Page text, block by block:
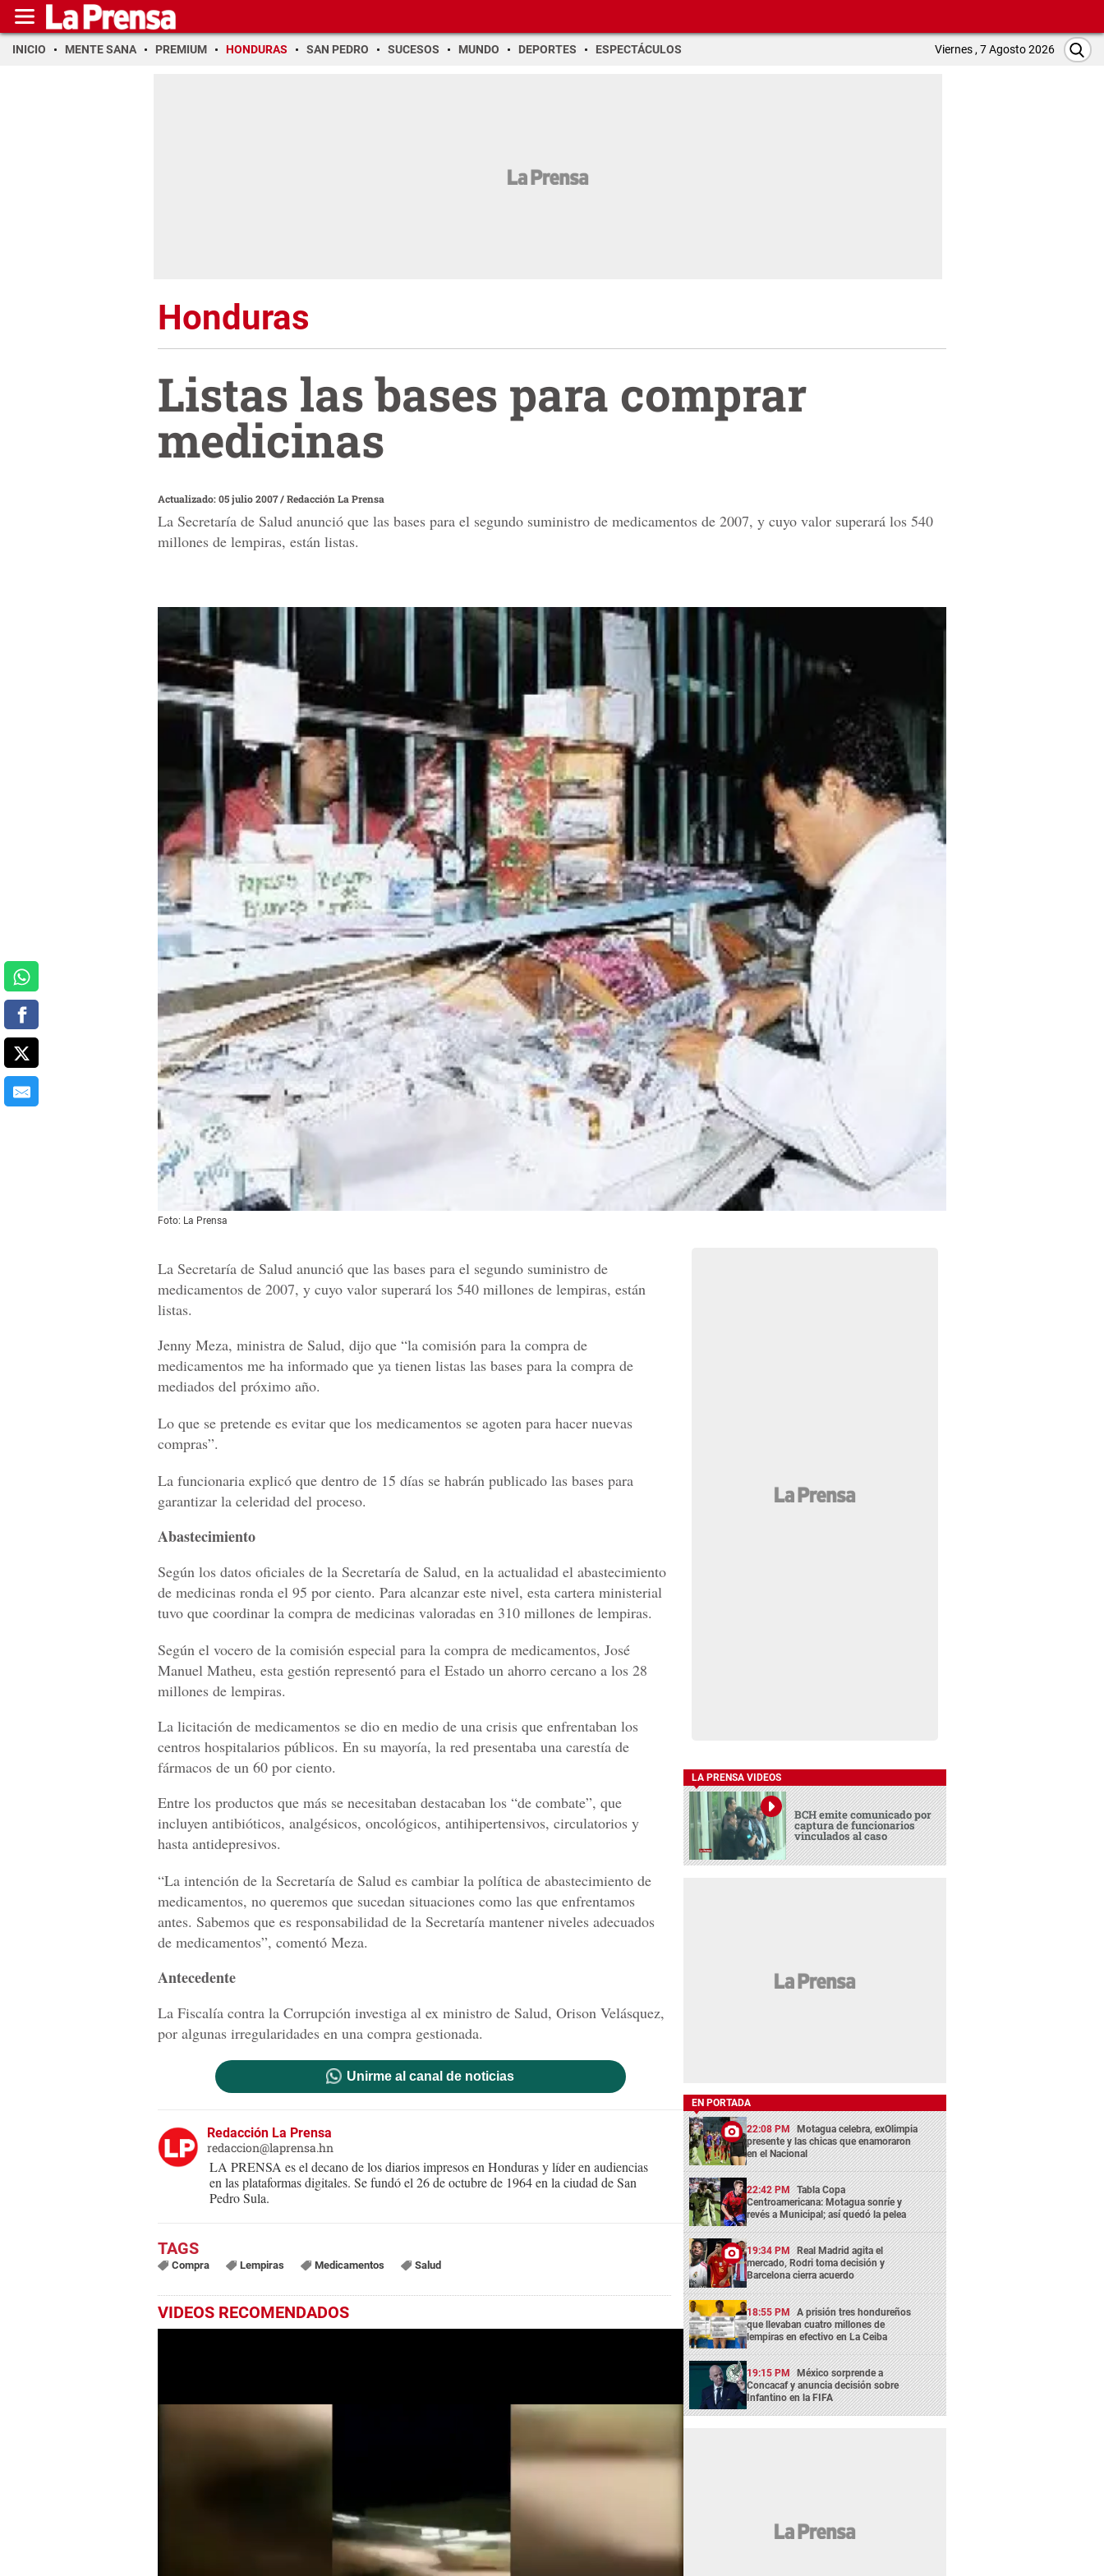
INICIO MENTE SANA PREMIUM HONDURAS SAN PEDRO SUCESOS MUNDO DEPORTES ESPECTÁCULOS Viernes , 7 Agosto 2026
Honduras
Listas las bases para comprar
medicinas
Actualizado: 05 julio 2007/Redacción La Prensa
La Secretaría de Salud anunció que las bases para el segundo suministro de medicamentos de 2007, y cuyo valor superará los 540
millones de lempiras, están listas.
Foto: La Prensa
La Secretaría de Salud anunció que las bases para el segundo suministro de
medicamentos de 2007, y cuyo valor superará los 540 millones de lempiras, están
listas.
Jenny Meza, ministra de Salud, dijo que “la comisión para la compra de
medicamentos me ha informado que ya tienen listas las bases para la compra de
mediados del próximo año.
Lo que se pretende es evitar que los medicamentos se agoten para hacer nuevas
compras”.
La funcionaria explicó que dentro de 15 días se habrán publicado las bases para
garantizar la celeridad del proceso.
Abastecimiento
Según los datos oficiales de la Secretaría de Salud, en la actualidad el abastecimiento
de medicinas ronda el 95 por ciento. Para alcanzar este nivel, esta cartera ministerial
tuvo que coordinar la compra de medicinas valoradas en 310 millones de lempiras.
Según el vocero de la comisión especial para la compra de medicamentos, José
Manuel Matheu, esta gestión representó para el Estado un ahorro cercano a los 28
millones de lempiras.
La licitación de medicamentos se dio en medio de una crisis que enfrentaban los
centros hospitalarios públicos. En su mayoría, la red presentaba una carestía de
fármacos de un 60 por ciento.
Entre los productos que más se necesitaban destacaban los “de combate”, que
incluyen antibióticos, analgésicos, oncológicos, antihipertensivos, circulatorios y
hasta antidepresivos.
“La intención de la Secretaría de Salud es cambiar la política de abastecimiento de
medicamentos, no queremos que sucedan situaciones como las que enfrentamos
antes. Sabemos que es responsabilidad de la Secretaría mantener niveles adecuados
de medicamentos”, comentó Meza.
Antecedente
La Fiscalía contra la Corrupción investiga al ex ministro de Salud, Orison Velásquez,
por algunas irregularidades en una compra gestionada.
Unirme al canal de noticias
Redacción La Prensa
redaccion@laprensa.hn
LA PRENSA es el decano de los diarios impresos en Honduras y líder en audiencias
en las plataformas digitales. Se fundó el 26 de octubre de 1964 en la ciudad de San
Pedro Sula.
Compra Lempiras Medicamentos Salud
VIDEOS RECOMENDADOS
LA PRENSA VIDEOS
BCH emite comunicado por
captura de funcionarios
vinculados al caso
EN PORTADA
22:08 PM Motagua celebra, exOlimpia
presente y las chicas que enamoraron
en el Nacional
22:42 PM Tabla Copa
Centroamericana: Motagua sonríe y
revés a Municipal; así quedó la pelea
19:34 PM Real Madrid agita el
mercado, Rodri toma decisión y
Barcelona cierra acuerdo
18:55 PM A prisión tres hondureños
que llevaban cuatro millones de
lempiras en efectivo en La Ceiba
19:15 PM México sorprende a
Concacaf y anuncia decisión sobre
Infantino en la FIFA